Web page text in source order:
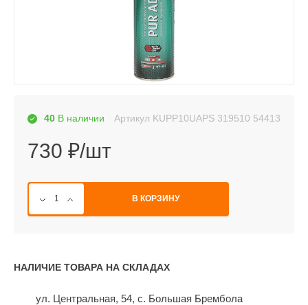
40 В наличии Артикул KUPP10UAPS 319510 54413
730 ₽/шт
В КОРЗИНУ
НАЛИЧИЕ ТОВАРА НА СКЛАДАХ
ул. Центральная, 54, c. Большая Брембола